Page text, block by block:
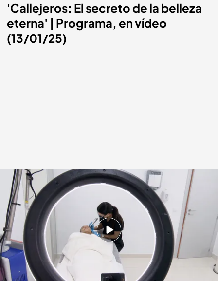
'Callejeros: El secreto de la belleza
eterna' | Programa, en vídeo
(13/01/25)
'Callejeros: El secreto de la belleza eterna' | Programa, en vídeo (13/01/25)
Callejeros
14 ENE 2025 - 00:45h.
No te pierdas el nuevo programa de
'Callejeros', al completo
¡Todos los programas al completo de